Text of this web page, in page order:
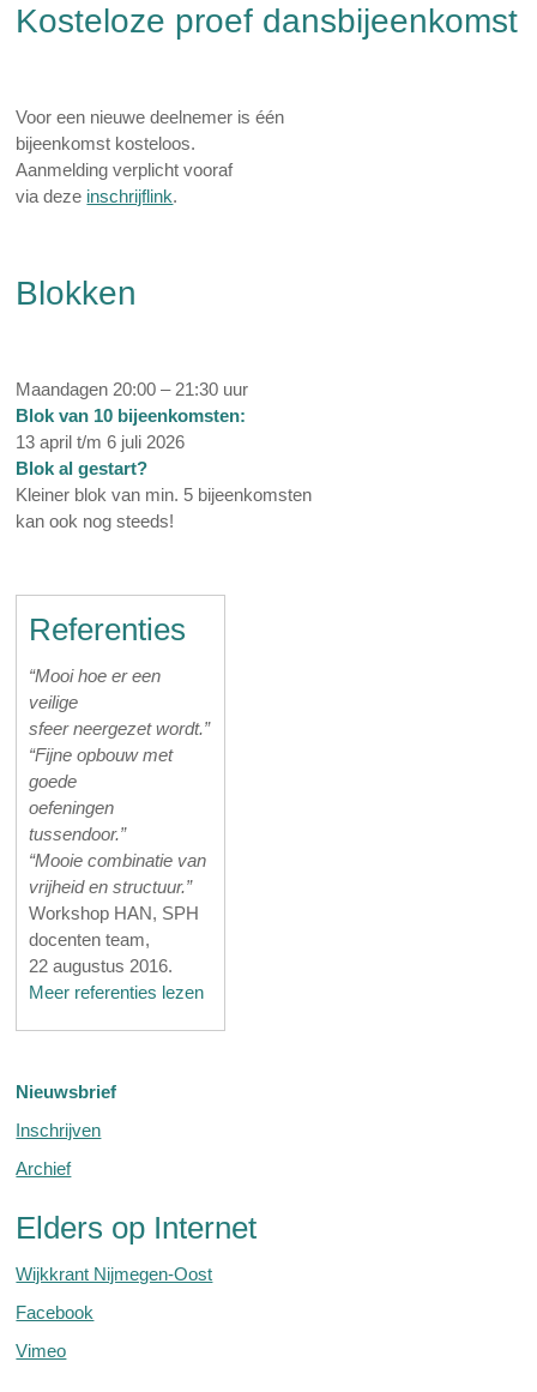
Kosteloze proef dansbijeenkomst
Voor een nieuwe deelnemer is één
bijeenkomst kosteloos.
Aanmelding verplicht vooraf
via deze inschrijflink.
Blokken
Maandagen 20:00 – 21:30 uur
Blok van 10 bijeenkomsten:
13 april t/m 6 juli 2026
Blok al gestart?
Kleiner blok van min. 5 bijeenkomsten
kan ook nog steeds!
Referenties
“Mooi hoe er een
veilige
sfeer neergezet wordt.”
“Fijne opbouw met
goede
oefeningen
tussendoor.”
“Mooie combinatie van
vrijheid en structuur.”
Workshop HAN, SPH
docenten team,
22 augustus 2016.
Meer referenties lezen
Nieuwsbrief
Inschrijven
Archief
Elders op Internet
Wijkkrant Nijmegen-Oost
Facebook
Vimeo